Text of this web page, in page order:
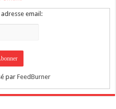
email:
par FeedBurner